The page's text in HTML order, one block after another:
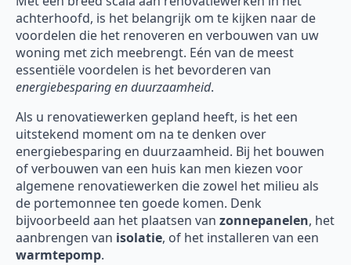
achterhoofd, is het belangrijk om te kijken naar de
voordelen die het renoveren en verbouwen van uw
woning met zich meebrengt. Eén van de meest
essentiële voordelen is het bevorderen van
energiebesparing en duurzaamheid.
Als u renovatiewerken gepland heeft, is het een
uitstekend moment om na te denken over
energiebesparing en duurzaamheid. Bij het bouwen
of verbouwen van een huis kan men kiezen voor
algemene renovatiewerken die zowel het milieu als
de portemonnee ten goede komen. Denk
bijvoorbeeld aan het plaatsen van zonnepanelen, het
aanbrengen van isolatie, of het installeren van een
warmtepomp.